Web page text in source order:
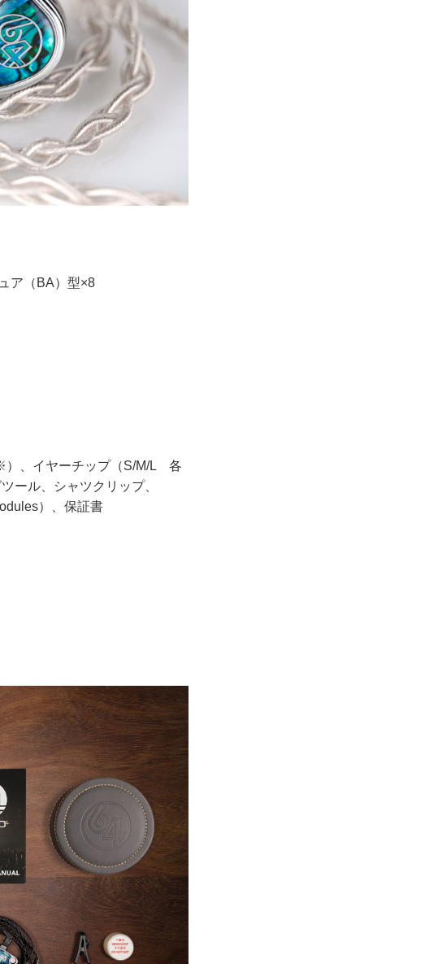
ア（BA）型×8
）、イヤーチップ（S/M/L 各
ール、シャツクリップ、
）、保証書